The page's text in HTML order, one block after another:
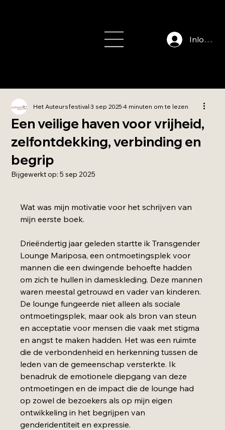
Inloggen
Een veilige haven voor vrijheid,
zelfontdekking, verbinding en
begrip
Het Auteursfestival3 sep 20254 minuten om te lezen
Bijgewerkt op:5 sep 2025
Wat was mijn motivatie voor het schrijven van
mijn eerste boek.
Drieëndertig jaar geleden startte ik Transgender
Lounge Mariposa, een ontmoetingsplek voor
mannen die een dwingende behoefte hadden
om zich te hullen in dameskleding. Deze mannen
waren meestal getrouwd en vader van kinderen.
De lounge fungeerde niet alleen als sociale
ontmoetingsplek, maar ook als bron van steun
en acceptatie voor mensen die vaak met stigma
en angst te maken hadden. Het was een ruimte
die de verbondenheid en herkenning tussen de
leden van de gemeenschap versterkte. Ik
benadruk de emotionele diepgang van deze
ontmoetingen en de impact die de lounge had
op zowel de bezoekers als op mijn eigen
ontwikkeling in het begrijpen van
genderidentiteit en expressie.